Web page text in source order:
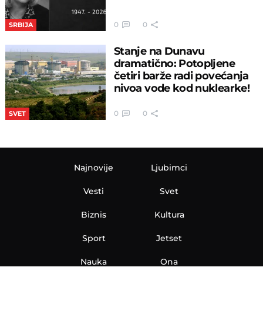
SRBIJA 0 0
SVET
Stanje na Dunavu
dramatično: Potopljene
četiri barže radi povećanja
nivoa vode kod nuklearke!
0 0
Najnovije
Vesti
Biznis
Sport
Nauka
Ljubimci
Svet
Kultura
Jetset
Ona